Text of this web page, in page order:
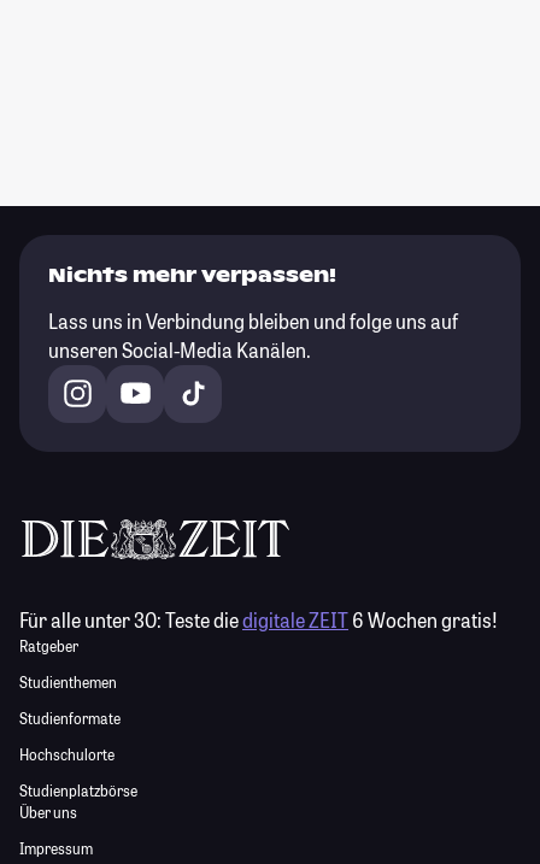
Nichts mehr verpassen!
Lass uns in Verbindung bleiben und folge uns auf
unseren Social-Media Kanälen.
Für alle unter 30:Teste diedigitale ZEIT6 Wochen gratis!
Ratgeber
Studienthemen
Studienformate
Hochschulorte
Studienplatzbörse
Über uns
Impressum